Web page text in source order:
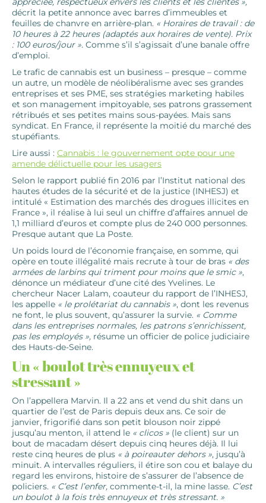
décrit la petite annonce avec barres d’immeubles et
feuilles de chanvre en arrière-plan. « Horaires de travail : de
10 heures à 22 heures (adaptés aux horaires de vente). Prix
: 100 euros/jour ». Comme s’il s’agissait d’une banale offre
d’emploi.
Le trafic de cannabis est un business – presque – comme
un autre, un modèle de néolibéralisme avec ses grandes
entreprises et ses PME, ses stratégies marketing habiles
et son management impitoyable, ses patrons grassement
rétribués et ses petites mains sous-payées. Mais sans
syndicat. En France, il représente la moitié du marché des
stupéfiants.
Lire aussi : Cannabis : le gouvernement opte pour une
amende délictuelle pour les usagers
Selon le rapport publié fin 2016 par l’Institut national des
hautes études de la sécurité et de la justice (INHESJ) et
intitulé « Estimation des marchés des drogues illicites en
France », il réalise à lui seul un chiffre d’affaires annuel de
1,1 milliard d’euros et compte plus de 240 000 personnes.
Presque autant que La Poste.
Un poids lourd de l’économie française, en somme, qui
opère en toute illégalité mais recrute à tour de bras « des
armées de larbins qui triment pour moins que le smic »,
dénonce un médiateur d’une cité des Yvelines. Le
chercheur Nacer Lalam, coauteur du rapport de l’INHESJ,
les appelle « le prolétariat du cannabis », dont les revenus
ne font, le plus souvent, qu’assurer la survie. « Comme
dans les entreprises normales, les patrons s’enrichissent,
pas les employés », résume un officier de police judiciaire
des Hauts-de-Seine.
Un « boulot très ennuyeux et
stressant »
On l’appellera Marvin. Il a 22 ans et vend du shit dans un
quartier de l’est de Paris depuis deux ans. Ce soir de
janvier, frigorifié dans son petit blouson noir zippé
jusqu’au menton, il attend le « clicos » (le client) sur un
bout de macadam désert depuis cinq heures déjà. Il lui
reste cinq heures de plus « à poireauter dehors », jusqu’à
minuit. A intervalles réguliers, il étire son cou et balaye du
regard les environs, histoire de s’assurer de l’absence de
policiers. « C’est l’enfer, commente-t-il, la mine lasse. C’est
un boulot à la fois très ennuyeux et très stressant. »